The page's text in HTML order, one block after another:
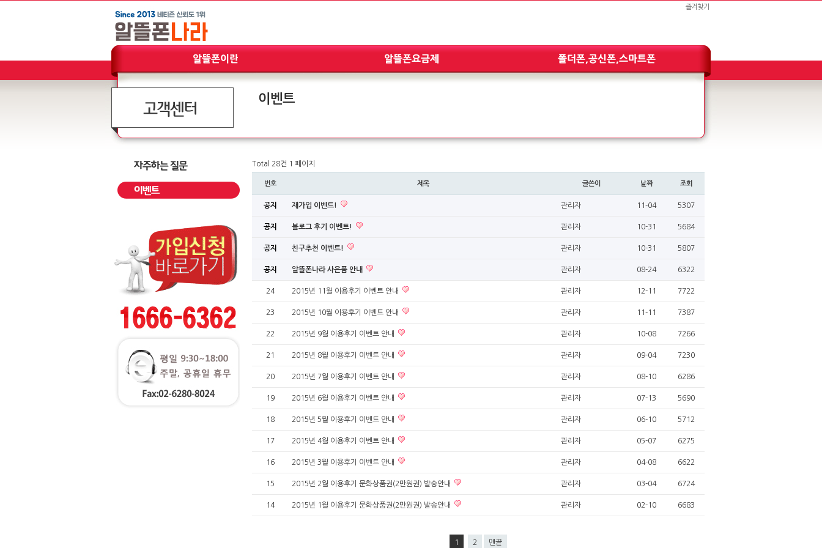
즐겨찾기
이벤트
Total 28건 1 페이지
번호 제목 글쓴이 날짜 조회
공지 재가입 이벤트! 관리자 11-04 5307
공지 블로그 후기 이벤트! 관리자 10-31 5684
공지 친구추천 이벤트! 관리자 10-31 5807
공지 알뜰폰나라 사은품 안내 관리자 08-24 6322
24 2015년 11월 이용후기 이벤트 안내 관리자 12-11 7722
23 2015년 10월 이용후기 이벤트 안내 관리자 11-11 7387
22 2015년 9월 이용후기 이벤트 안내 관리자 10-08 7266
21 2015년 8월 이용후기 이벤트 안내 관리자 09-04 7230
20 2015년 7월 이용후기 이벤트 안내 관리자 08-10 6286
19 2015년 6월 이용후기 이벤트 안내 관리자 07-13 5690
18 2015년 5월 이용후기 이벤트 안내 관리자 06-10 5712
17 2015년 4월 이용후기 이벤트 안내 관리자 05-07 6275
16 2015년 3월 이용후기 이벤트 안내 관리자 04-08 6622
15 2015년 2월 이용후기 문화상품권(2만원권) 발송안내 관리자 03-04 6724
14 2015년 1월 이용후기 문화상품권(2만원권) 발송안내 관리자 02-10 6683
1 2 맨끝